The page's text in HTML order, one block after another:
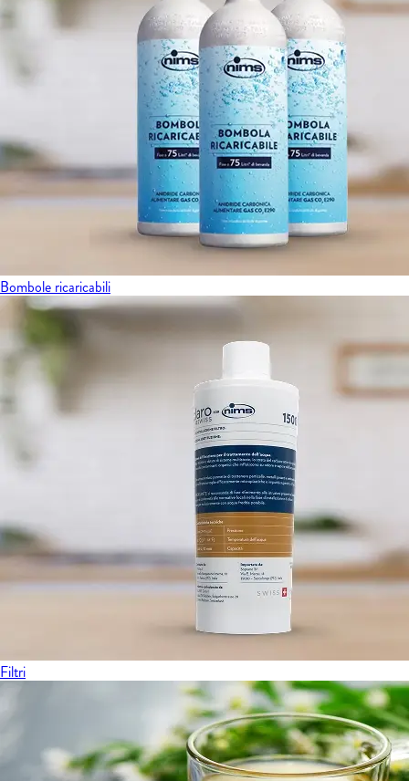
Bombole ricaricabili
Filtri